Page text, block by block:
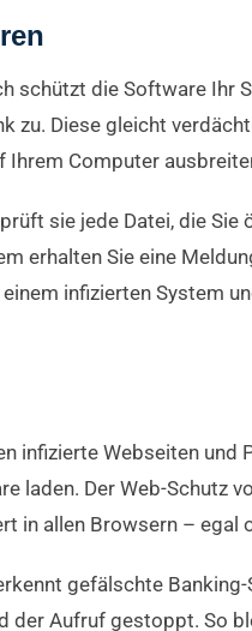
schützt die Software Ihr
zu. Diese gleicht
Ihrem Computer
sie jede Datei, die
erhalten Sie eine
infizierten System
infizierte Webseiten und
laden. Der Web-Schutz
in allen Browsern – egal
gefälschte
der Aufruf gestoppt. So